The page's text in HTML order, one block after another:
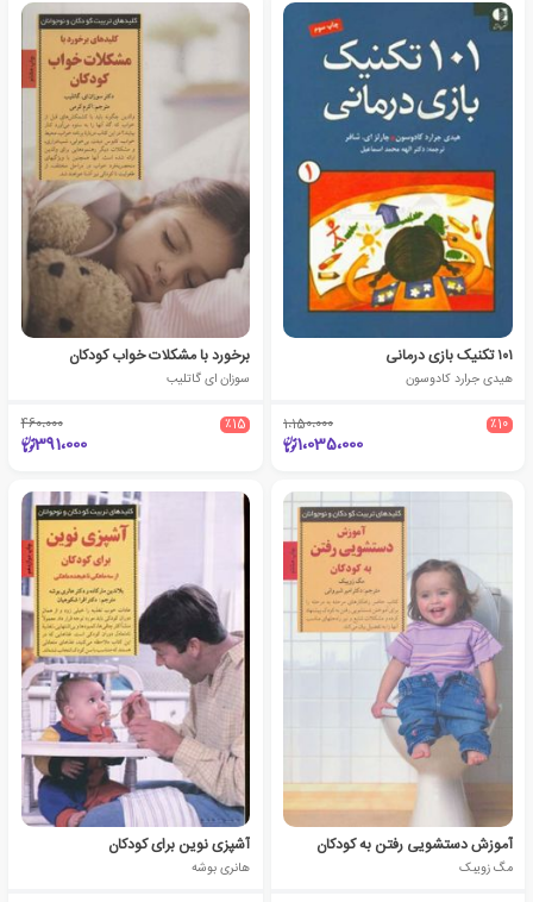
۱۰۱ تکنیک بازی درمانی
هیدی جرارد کادوسون
٪10 1،150،000
1،035،000
برخورد با مشکلات خواب کودکان
سوزان ای گاتلیب
٪15 460،000
391،000
آموزش دستشویی رفتن به کودکان
مگ زویبک
آشپزی نوین برای کودکان
هانری بوشه